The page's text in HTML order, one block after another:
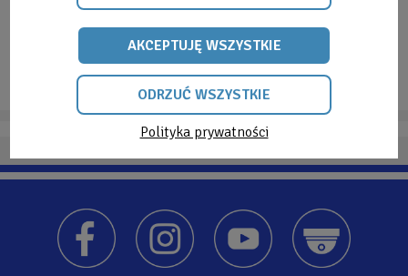
kartą płatniczą.
Polityka prywatności
ODRZUĆ WSZYSTKIE
WSZYSTKIE
AKCEPTUJĘ WSZYSTKIE